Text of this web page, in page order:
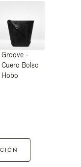
Groove -
Cuero Bolso
Hobo